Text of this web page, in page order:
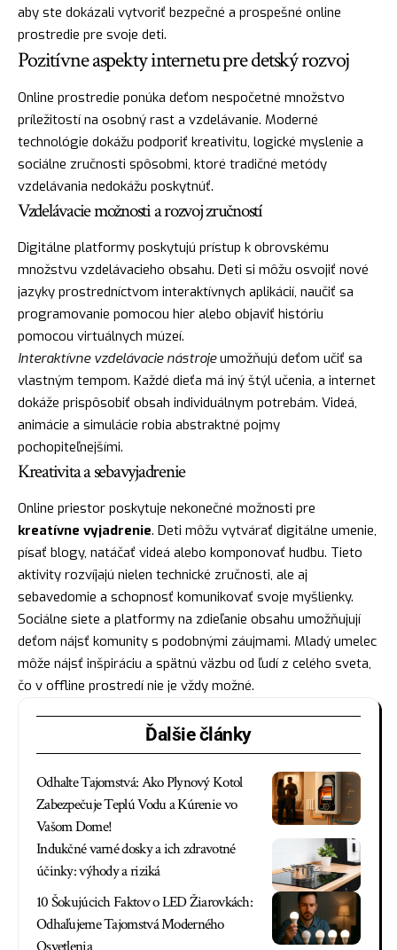
aby ste dokázali vytvoriť bezpečné a prospešné online
prostredie pre svoje deti.
Pozitívne aspekty internetu pre detský rozvoj
Online prostredie ponúka deťom nespočetné množstvo
príležitostí na osobný rast a vzdelávanie. Moderné
technológie dokážu podporiť kreativitu, logické myslenie a
sociálne zručnosti spôsobmi, ktoré tradičné metódy
vzdelávania nedokážu poskytnúť.
Vzdelávacie možnosti a rozvoj zručností
Digitálne platformy poskytujú prístup k obrovskému
množstvu vzdelávacieho obsahu. Deti si môžu osvojiť nové
jazyky prostredníctvom interaktívnych aplikácií, naučiť sa
programovanie pomocou hier alebo objaviť históriu
pomocou virtuálnych múzeí.
Interaktívne vzdelávacie nástrojeumožňujú deťom učiť sa
vlastným tempom. Každé dieťa má iný štýl učenia, a internet
dokáže prispôsobiť obsah individuálnym potrebám. Videá,
animácie a simulácie robia abstraktné pojmy
pochopiteľnejšími.
Kreativita a sebavyjadrenie
Online priestor poskytuje nekonečné možnosti pre
kreatívne vyjadrenie. Deti môžu vytvárať digitálne umenie,
písať blogy, natáčať videá alebo komponovať hudbu. Tieto
aktivity rozvíjajú nielen technické zručnosti, ale aj
sebavedomie a schopnosť komunikovať svoje myšlienky.
Sociálne siete a platformy na zdieľanie obsahu umožňujují
deťom nájsť komunity s podobnými záujmami. Mladý umelec
môže nájsť inšpiráciu a spätnú väzbu od ľudí z celého sveta,
čo v offline prostredí nie je vždy možné.
Ďalšie články
Odhalte Tajomstvá: Ako Plynový Kotol
Zabezpečuje Teplú Vodu a Kúrenie vo
Vašom Dome!
Indukčné varné dosky a ich zdravotné
účinky: výhody a riziká
10 Šokujúcich Faktov o LED Žiarovkách:
Odhaľujeme Tajomstvá Moderného